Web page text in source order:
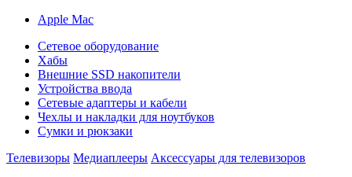
Apple Mac
Сетевое оборудование
Хабы
Внешние SSD накопители
Устройства ввода
Сетевые адаптеры и кабели
Чехлы и накладки для ноутбуков
Сумки и рюкзаки
Телевизоры Медиаплееры Аксессуары для телевизоров